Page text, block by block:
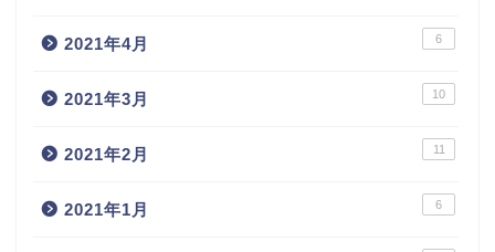
2021年4月 6
2021年3月 10
2021年2月 11
2021年1月 6